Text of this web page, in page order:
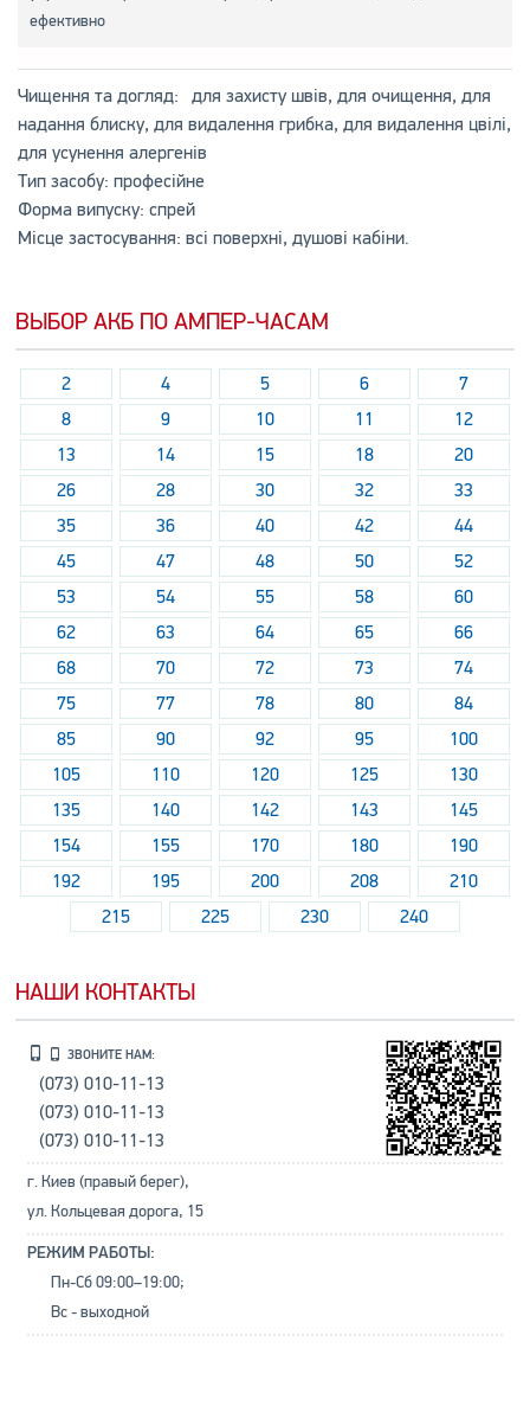
ефективно
Чищення та догляд: для захисту швів, для очищення, для
надання блиску, для видалення грибка, для видалення цвілі,
для усунення алергенів
Тип засобу: професійне
Форма випуску: спрей
Місце застосування: всі поверхні, душові кабіни.
ВЫБОР АКБ ПО АМПЕР-ЧАСАМ
2 4 5 6
7
8
9 10 11
12
13
14 15 18
20
26
28 30 32
33
35
36 40 42
44
45
47 48 50
52
53
54 55 58
60
62
63 64 65
66
68
70 72 73
74
75
77 78 80
84
85
90 92 95
100
105
110 120 125
130
135
140 142 143
145
154
155 170 180
190
192
195 200 208
210
215
225 230 240
НАШИ КОНТАКТЫ
ЗВОНИТЕ НАМ:
(073) 010-11-13
(073) 010-11-13
(073) 010-11-13
г. Киев (правый берег),
ул. Кольцевая дорога, 15
РЕЖИМ РАБОТЫ:
Пн-Сб 09:00–19:00;
Вс - выходной